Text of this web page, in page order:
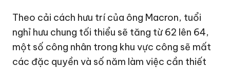
Theo cải cách hưu trí của ông Macron, tuổi
nghỉ hưu chung tối thiểu sẽ tăng từ 62 lên 64,
một số công nhân trong khu vực công sẽ mất
các đặc quyền và số năm làm việc cần thiết